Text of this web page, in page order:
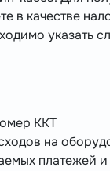
в качестве
указать
ККТ
на
платежей